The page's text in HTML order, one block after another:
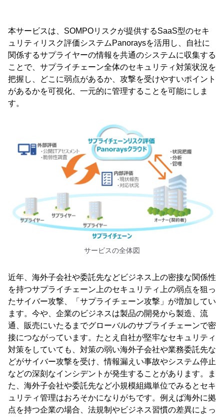
本サービスは、SOMPOリスクが提供するSaaS型のセキ
ュリティリスク評価システムPanoraysを活用し、自社に
関係するサプライヤーの情報を共通のシステムに収集する
ことで、サプライチェーン全体のセキュリティ対策状況を
把握し、どこに弱点があるか、攻撃を受けやすいポイント
があるかを可視化、一元的に管理することを可能にしま
す。
サービスの全体図
近年、海外子会社や委託先などビジネス上の密接な関係性
を持つサプライチェーン上のセキュリティ上の弱点を狙っ
たサイバー攻撃、「サプライチェーン攻撃」が増加してい
ます。今や、企業のビジネスは製品の開発から製造、流
通、販売にいたるまでグローバルのサプライチェーンで密
接につながっています。たとえ自社が堅牢なセキュリティ
対策をしていても、対策の弱い海外子会社や業務委託先な
どがサイバー攻撃を受け、情報漏えい事故やシステム停止
などの深刻なインシデントが発生することがあります。ま
た、海外子会社や委託先など小規模組織単位でみるとセキ
ュリティ管理はおろそかになりがちです。例えば海外に拠
点を持つ企業の場合、法規制やビジネス習慣の差異によっ